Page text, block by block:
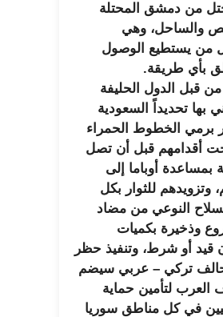
من دمشق المحتلة
والساحل، وهي
من يستطيع الوصول
بأي طريقة.
قبل الدول الحليفة
بها تحديداً السعودية
برمي الخطوط الحمراء
تحت أقدامهم قبل أن تصل
بمساعدة أوباما إلى
للثوار بكل
النوعي من مضاد
وذخيرة بكميات
قيد أو شرط، وتنفيذ حظر
تركي – عربي سيضم
لتأمين حماية
في كل مناطق سوريا